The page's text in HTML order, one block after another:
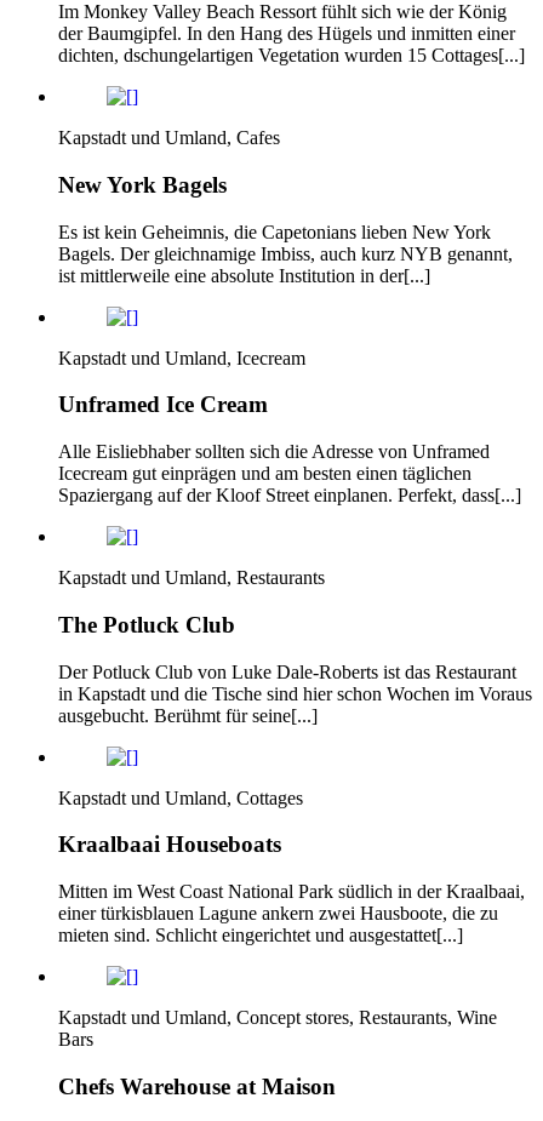
Im Monkey Valley Beach Ressort fühlt sich wie der König
der Baumgipfel. In den Hang des Hügels und inmitten einer
dichten, dschungelartigen Vegetation wurden 15 Cottages[...]
Kapstadt und Umland, Cafes
New York Bagels
Es ist kein Geheimnis, die Capetonians lieben New York
Bagels. Der gleichnamige Imbiss, auch kurz NYB genannt,
ist mittlerweile eine absolute Institution in der[...]
Kapstadt und Umland, Icecream
Unframed Ice Cream
Alle Eisliebhaber sollten sich die Adresse von Unframed
Icecream gut einprägen und am besten einen täglichen
Spaziergang auf der Kloof Street einplanen. Perfekt, dass[...]
Kapstadt und Umland, Restaurants
The Potluck Club
Der Potluck Club von Luke Dale-Roberts ist das Restaurant
in Kapstadt und die Tische sind hier schon Wochen im Voraus
ausgebucht. Berühmt für seine[...]
Kapstadt und Umland, Cottages
Kraalbaai Houseboats
Mitten im West Coast National Park südlich in der Kraalbaai,
einer türkisblauen Lagune ankern zwei Hausboote, die zu
mieten sind. Schlicht eingerichtet und ausgestattet[...]
Kapstadt und Umland, Concept stores, Restaurants, Wine
Bars
Chefs Warehouse at Maison